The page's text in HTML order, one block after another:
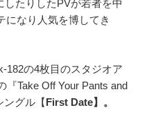
たりしたPVが若者を中
になり人気を博してき
182の4枚目のスタジオア
『Take Off Your Pants and
ングル【First Date】。